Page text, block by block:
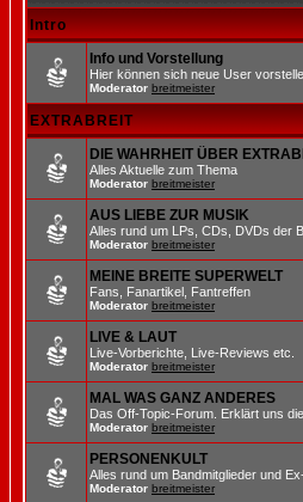
Intro
Info und Vorstellung
Hier können sich neue User
Moderator breitmeister
EXTRABREIT
DIE WAHRHEIT ÜBER
Alles Aktuelle zum Thema
Moderator breitmeister
AUS LIEBE ZUR MUSIK
Alles rund um LPs, CDs, DVDs der
Moderator breitmeister
MEINE BREITE SUPERWELT
Fans, Fanartikel, Fantreffen
Moderator breitmeister
LIVE & LAUT
Live-Vorberichte, Live-Reviews etc.
Moderator breitmeister
MAL WAS GANZ ANDERES
Das Off-Topic-Forum. Erklärt uns
Moderator breitmeister
PERSONENKULT
Alles rund um Bandmitglieder und
Moderator breitmeister